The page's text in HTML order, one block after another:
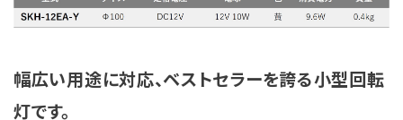
センサ機器
幅広い用途に対応、ベストセラーを誇る小型回転
灯です。